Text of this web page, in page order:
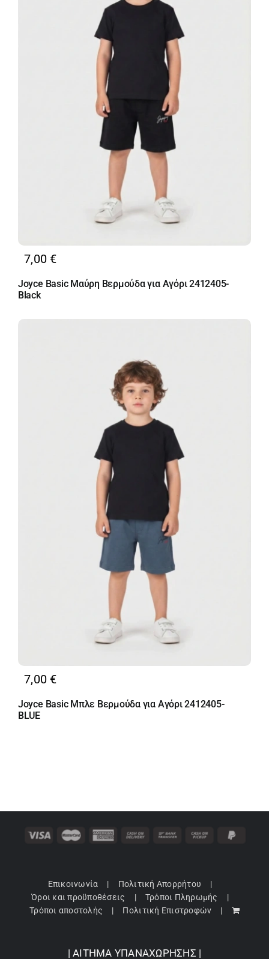
7,00 €
Joyce Basic Μαύρη Βερμούδα για Αγόρι 2412405-
Black
7,00 €
Joyce Basic Μπλε Βερμούδα για Αγόρι 2412405-
BLUE
Επικοινωνία
Πολιτική Απορρήτου
Όροι και προϋποθέσεις
Τρόποι Πληρωμής
Τρόποι αποστολής
Πολιτική Επιστροφών
| ΑΙΤΗΜΑ ΥΠΑΝΑΧΩΡΗΣΗΣ |